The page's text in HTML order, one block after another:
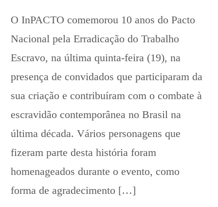
O InPACTO comemorou 10 anos do Pacto
Nacional pela Erradicação do Trabalho
Escravo, na última quinta-feira (19), na
presença de convidados que participaram da
sua criação e contribuíram com o combate à
escravidão contemporânea no Brasil na
última década. Vários personagens que
fizeram parte desta história foram
homenageados durante o evento, como
forma de agradecimento […]